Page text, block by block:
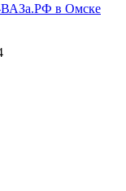
в Омске